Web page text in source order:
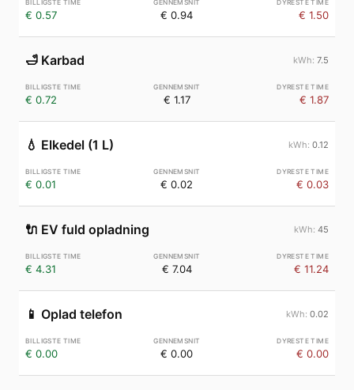
€ 0.57 € 0.94 € 1.50
🛁 Karbad 7.5
€ 0.72 € 1.17 € 1.87
💧 Elkedel (1 L) 0.12
€ 0.01 € 0.02 € 0.03
🔌 EV fuld opladning 45
€ 4.31 € 7.04 € 11.24
📱 Oplad telefon 0.02
€ 0.00 € 0.00 € 0.00